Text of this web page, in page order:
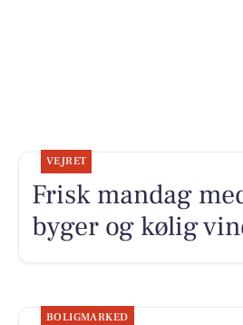
VEJRET
Frisk mandag
byger og kølig
BOLIGMARKED